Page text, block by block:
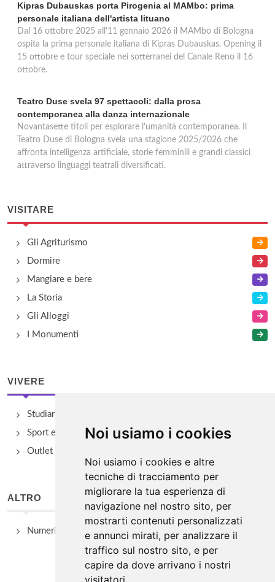
Noi usiamo i cookies
Noi usiamo i cookies e altre
tecniche di tracciamento per
migliorare la tua esperienza di
navigazione nel nostro sito, per
mostrarti contenuti personalizzati
e annunci mirati, per analizzare il
traffico sul nostro sito, e per
capire da dove arrivano i nostri
visitatori.
Kipras Dubauskas porta Pirogenia al MAMbo: prima
personale italiana dell'artista lituano
Dal 16 ottobre 2025 all'11 gennaio 2026 il MAMbo di Bologna
ospita la prima personale italiana di Kipras Dubauskas. Opening il
15 ottobre e tour speciale nei sotterranei del Canale Reno il 16
ottobre.
Teatro Duse svela 97 spettacoli: dalla prosa
contemporanea alla danza internazionale
Novantasette titoli per esplorare l'umanità contemporanea. Il
Teatro Duse di Bologna svela una stagione 2025/2026 che
affronta intelligenza artificiale, storie femminili e grandi classici
attraverso linguaggi teatrali diversificati.
VISITARE
Gli Agriturismo
Dormire
Mangiare e bere
La Storia
Gli Alloggi
I Monumenti
VIVERE
Studiare
Sport e Benessere
Outlet e spacci aziendali
ALTRO
Numeri Utili